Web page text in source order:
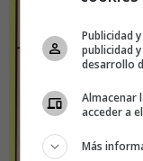
Publicidad
publicidad
desarrollo
Almacenar
acceder a
Más